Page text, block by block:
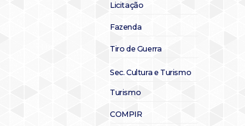
Licitação
Fazenda
Tiro de Guerra
Sec. Cultura e Turismo
Turismo
COMPIR